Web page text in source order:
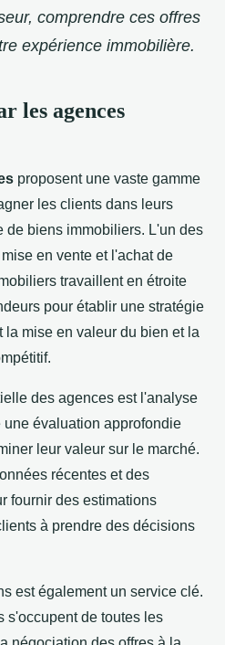
comprendre ces offres
expérience immobilière.
les agences
proposent une vaste gamme
les clients dans leurs
de biens immobiliers. L'un des
en vente et l'achat de
travaillent en étroite
pour établir une stratégie
mise en valeur du bien et la
des agences est l'analyse
évaluation approfondie
leur valeur sur le marché.
récentes et des
fournir des estimations
à prendre des décisions
est également un service clé.
s'occupent de toutes les